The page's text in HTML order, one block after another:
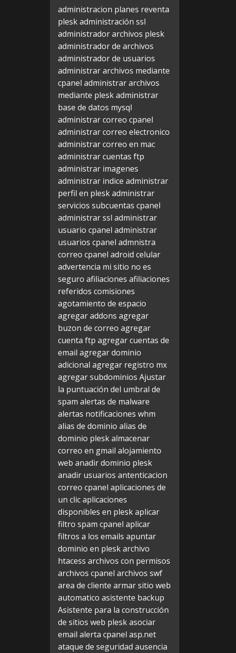
administracion planes reventa
pleskadministración ssl
administrador archivos plesk
administrador de archivos
administrador de usuarios
administrar archivos mediante
cpanel administrar archivos
mediante pleskadministrar
base de datos mysql
administrar correo cpanel
administrar correo electronico
administrar correo en mac
administrar cuentas ftp
administrar imagenes
administrar indice administrar
perfil en pleskadministrar
servicios subcuentas cpanel
administrar ssl administrar
usuario cpanel administrar
usuarios cpanel admnistra
correo cpanel adroid celular
advertencia mi sitio no es
seguro afiliaciones afiliaciones
referidos comisiones
agotamiento de espacio
agregar addons agregar
buzon de correo agregar
cuenta ftp agregar cuentas de
email agregar dominio
adicional agregar registro mx
agregar subdominios Ajustar
la puntuación del umbral de
spam alertas de malware
alertas notificaciones whm
alias de dominio alias de
dominio pleskalmacenar
correo en gmail alojamiento
web anadir dominio plesk
anadir usuarios antenticacion
correo cpanel aplicaciones de
un clicaplicaciones
disponibles en pleskaplicar
filtro spam cpanel aplicar
filtros a los emails apuntar
dominio en pleskarchivo
htacess archivos con permisos
archivos cpanel archivos swf
area de cliente armar sitio web
automatico asistente backup
Asistente para la construcción
de sitios web pleskasociar
email alerta cpanel asp.net
ataque de seguridad ausencia